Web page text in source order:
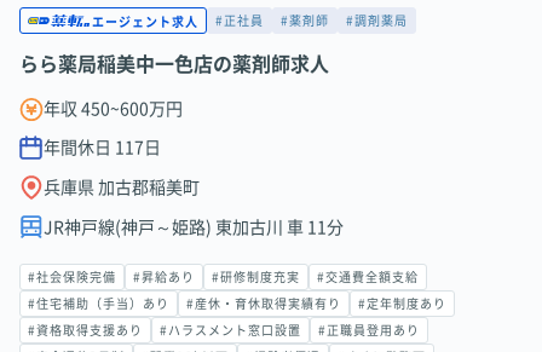
エージェント求人 #正社員 #薬剤師 #調剤薬局
らら薬局稲美中一色店の薬剤師求人
年収 450~600万円
年間休日 117 日
兵庫県 加古郡稲美町
JR神戸線(神戸～姫路) 東加古川 車 11分
#社会保険完備 #昇給あり #研修制度充実 #交通費全額支給
#住宅補助（手当）あり #産休・育休取得実績有り #定年制度あり
#資格取得支援あり #ハラスメント窓口設置 #正職員登用あり